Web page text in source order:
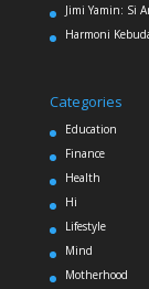
Jimi Yamin: Si
Harmoni
Categories
Education
Finance
Health
Hi
Lifestyle
Mind
Motherhood